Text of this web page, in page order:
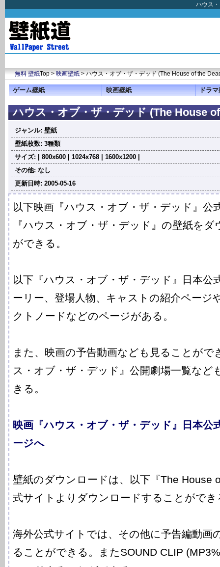
ハウス
無料 壁紙Top >映画壁紙> ハウス・オブ・ザ・デッド (The House of the
ゲーム壁紙 映画壁紙 ドラ
ハウス・オブ・ザ・デッド (The House
ジャンル: 壁紙
壁紙枚数: 3種類
サイズ: | 800x600 | 1024x768 | 1600x1200 |
その他: なし
更新日時: 2005-05-16
以下映画『ハウス・オブ・ザ・デッド』公
『ハウス・オブ・ザ・デッド』の壁紙を
ができる。
以下『ハウス・オブ・ザ・デッド』日本公
ーリー、登場人物、キャストの紹介ページ
クトノードなどのページがある。
また、映画の予告動画なども見ることがで
ス・オブ・ザ・デッド』公開劇場一覧など
きる。
映画『ハウス・オブ・ザ・デッド』日本公
ージへ
壁紙のダウンロードは、以下『The House
式サイトよりダウンロードすることができ
海外公式サイトでは、その他に予告編動画
ることができる。またSOUND CLIP